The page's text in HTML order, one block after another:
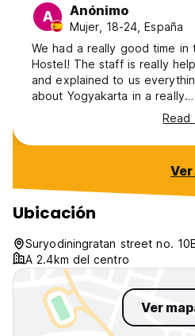
A Anónimo
Mujer, 18-24, España
We had a really good time in
Hostel! The staff is really
and explained to us
about Yogyakarta in a really
detailed and clear way, which
really useful! Also, beds are
confortable and the common
Read
Ubicación
Suryodiningratan street no.
A 2.4km del centro
Ver